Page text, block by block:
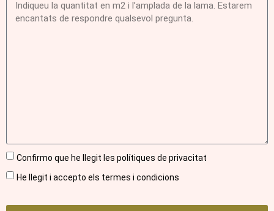
Confirmo que he llegit les polítiques de privacitat
He llegit i accepto els termes i condicions